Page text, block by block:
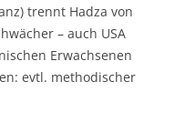
trennt Hadza von
– auch USA
Erwachsenen
evtl. methodischer